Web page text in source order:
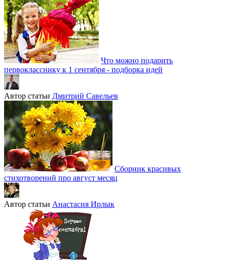
Что можно подарить
первокласснику к 1 сентября - подборка идей
Автор статьи Дмитрий Савельев
Сборник красивых
стихотворений про август месяц
Автор статьи Анастасия Ирлык